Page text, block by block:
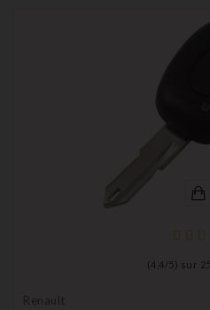
(4,4 / 5) sur 25
Renault